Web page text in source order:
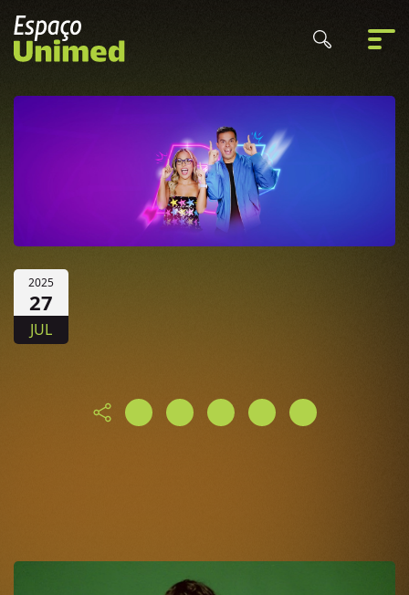
2025
27
JUL